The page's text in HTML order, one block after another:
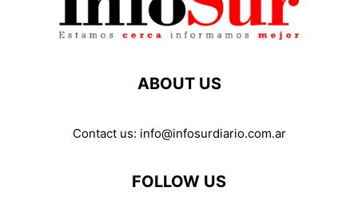
ABOUT US
Contact us: info@infosurdiario.com.ar
FOLLOW US